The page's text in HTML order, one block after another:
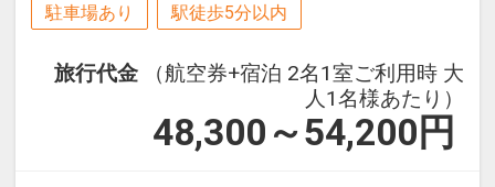
駐車場あり 駅徒歩5分以内
旅行代金
（航空券+宿泊 2名1室ご利用時 大
人1名様あたり）
48,300～54,200 円